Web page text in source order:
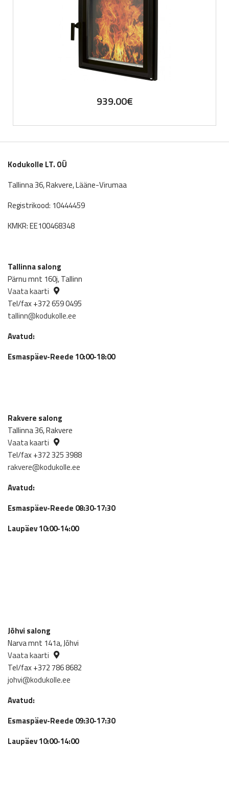
939.00€
Kodukolle LT. OÜ
Tallinna 36, Rakvere, Lääne-Virumaa
Registrikood: 10444459
KMKR: EE100468348
Tallinna salong
Pärnu mnt 160j, Tallinn
Vaata kaarti
Tel/fax +372 659 0495
tallinn@kodukolle.ee
Avatud:
Esmaspäev-Reede 10:00-18:00
Rakvere salong
Tallinna 36, Rakvere
Vaata kaarti
Tel/fax +372 325 3988
rakvere@kodukolle.ee
Avatud:
Esmaspäev-Reede 08:30-17:30
Laupäev 10:00-14:00
Jõhvi salong
Narva mnt 141a, Jõhvi
Vaata kaarti
Tel/fax +372 786 8682
johvi@kodukolle.ee
Avatud:
Esmaspäev-Reede 09:30-17:30
Laupäev 10:00-14:00